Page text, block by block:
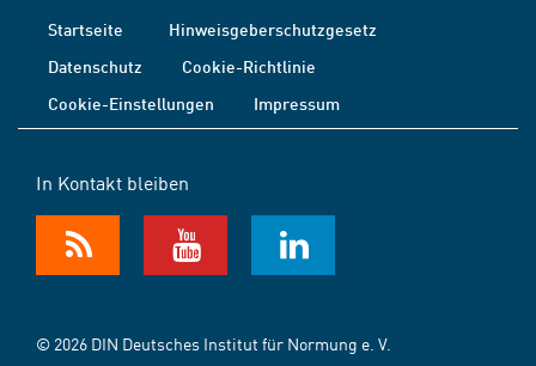
Startseite
Hinweisgeberschutzgesetz
Datenschutz
Cookie-Richtlinie
Cookie-Einstellungen
Impressum
In Kontakt bleiben
© 2026 DIN Deutsches Institut für Normung e. V.